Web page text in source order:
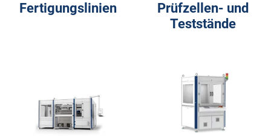
Fertigungslinien
Prüfzellen- und
Teststände